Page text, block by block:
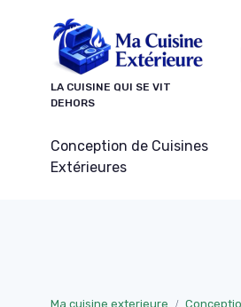
LA CUISINE QUI SE VIT
DEHORS
Conception de Cuisines
Extérieures
Ma cuisine exterieure